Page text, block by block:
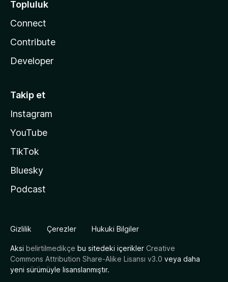
Topluluk
Connect
Contribute
Developer
Takip et
Instagram
YouTube
TikTok
Bluesky
Podcast
Gizlilik Çerezler Hukuki Bilgiler
Aksi belirtilmedikçe bu sitedeki içerikler Creative
Commons Attribution Share-Alike Lisansı v3.0 veya daha
yeni sürümüyle lisanslanmıştır.